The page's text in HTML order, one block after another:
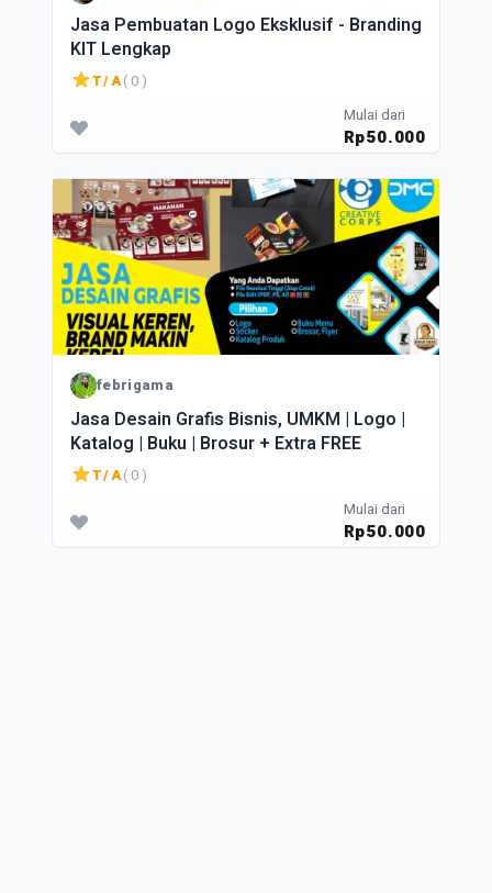
Jasa Pembuatan Logo Eksklusif - Branding
KIT Lengkap
T/A( 0 )
Mulai dari
Rp50.000
febrigama
Jasa Desain Grafis Bisnis, UMKM | Logo |
Katalog | Buku | Brosur + Extra FREE
T/A( 0 )
Mulai dari
Rp50.000